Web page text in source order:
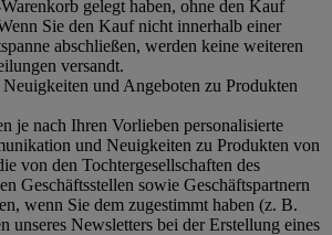
gelegt haben, ohne den Kauf
Sie den Kauf nicht innerhalb einer
abschließen, werden keine weiteren
versandt.
und Angeboten zu Produkten
je nach Ihren Vorlieben personalisierte
und Neuigkeiten zu Produkten von
von den Tochtergesellschaften des
Geschäftsstellen sowie Geschäftspartnern
wenn Sie dem zugestimmt haben (z. B.
unseres Newsletters bei der Erstellung eines